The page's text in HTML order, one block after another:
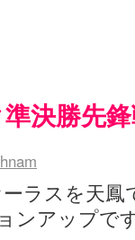
準決勝先
ラスを天鳳
ンアップで